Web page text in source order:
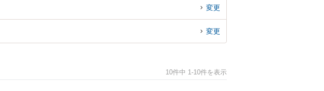
変更
変更
10件中 1-10件を表示